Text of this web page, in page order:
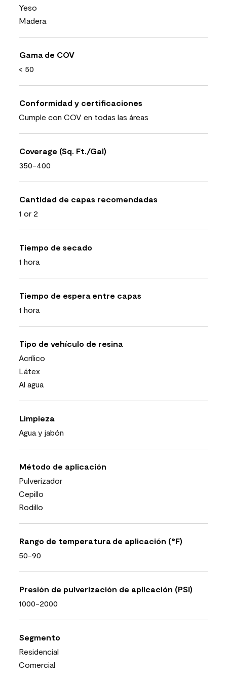
Yeso
Madera
Gama de COV
< 50
Conformidad y certificaciones
Cumple con COV en todas las áreas
Coverage (Sq. Ft./Gal)
350-400
Cantidad de capas recomendadas
1 or 2
Tiempo de secado
1 hora
Tiempo de espera entre capas
1 hora
Tipo de vehículo de resina
Acrílico
Látex
Al agua
Limpieza
Agua y jabón
Método de aplicación
Pulverizador
Cepillo
Rodillo
Rango de temperatura de aplicación (°F)
50-90
Presión de pulverización de aplicación (PSI)
1000-2000
Segmento
Residencial
Comercial